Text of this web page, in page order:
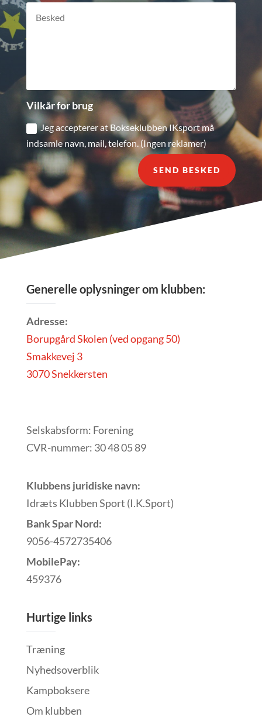
Vilkår for brug
Jeg accepterer at Bokseklubben IKsport må
indsamle navn, mail, telefon. (Ingen reklamer)
SEND BESKED
Generelle oplysninger om klubben:
Adresse:
Borupgård Skolen (ved opgang 50)
Smakkevej 3
3070 Snekkersten
Selskabsform: Forening
CVR-nummer: 30 48 05 89
Klubbens juridiske navn:
Idræts Klubben Sport (I.K.Sport)
Bank Spar Nord:
9056-4572735406
MobilePay:
459376
Hurtige links
Træning
Nyhedsoverblik
Kampboksere
Om klubben